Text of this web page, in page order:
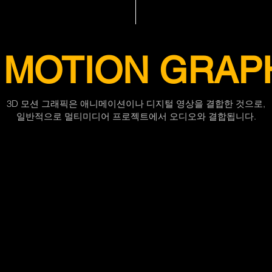
3D 모션 그래픽은 애니메이션이나 디지털 영상을 결합한 것으로,
일반적으로 멀티미디어 프로젝트에서 오디오와 결합됩니다.